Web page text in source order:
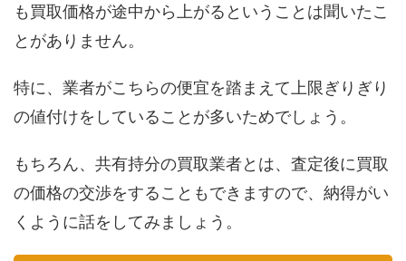
も買取価格が途中から上がるということは聞いたこ
とがありません。
特に、業者がこちらの便宜を踏まえて上限ぎりぎり
の値付けをしていることが多いためでしょう。
もちろん、共有持分の買取業者とは、査定後に買取
の価格の交渉をすることもできますので、納得がい
くように話をしてみましょう。